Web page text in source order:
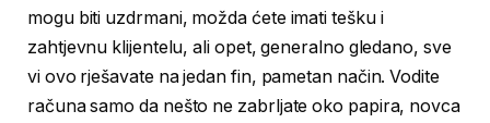
mogu biti uzdrmani, možda ćete imati tešku i
zahtjevnu klijentelu, ali opet, generalno gledano, sve
vi ovo rješavate na jedan fin, pametan način. Vodite
računa samo da nešto ne zabrljate oko papira, novca